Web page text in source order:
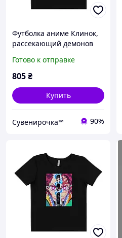
Футболка аниме Клинок,
рассекающий демонов
(F010046_6)
Готово к отправке
805₴
Купить
Сувенирочка™ 90%